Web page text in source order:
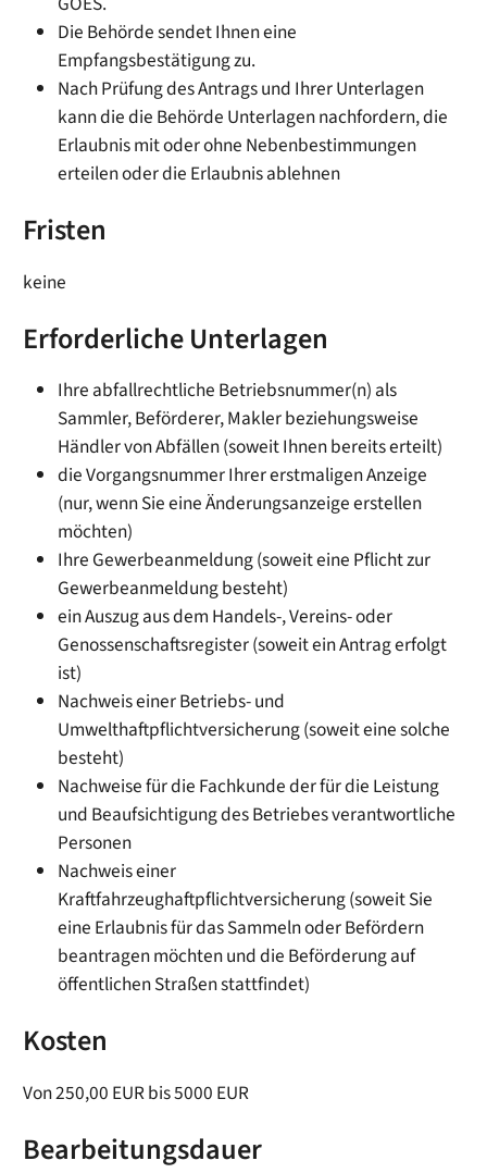
Die Behörde sendet Ihnen eine
Empfangsbestätigung zu.
Nach Prüfung des Antrags und Ihrer Unterlagen
kann die die Behörde Unterlagen nachfordern, die
Erlaubnis mit oder ohne Nebenbestimmungen
erteilen oder die Erlaubnis ablehnen
Fristen
keine
Erforderliche Unterlagen
Ihre abfallrechtliche Betriebsnummer(n) als
Sammler, Beförderer, Makler beziehungsweise
Händler von Abfällen (soweit Ihnen bereits erteilt)
die Vorgangsnummer Ihrer erstmaligen Anzeige
(nur, wenn Sie eine Änderungsanzeige erstellen
möchten)
Ihre Gewerbeanmeldung (soweit eine Pflicht zur
Gewerbeanmeldung besteht)
ein Auszug aus dem Handels-, Vereins- oder
Genossenschaftsregister (soweit ein Antrag erfolgt
ist)
Nachweis einer Betriebs- und
Umwelthaftpflichtversicherung (soweit eine solche
besteht)
Nachweise für die Fachkunde der für die Leistung
und Beaufsichtigung des Betriebes verantwortliche
Personen
Nachweis einer
Kraftfahrzeughaftpflichtversicherung (soweit Sie
eine Erlaubnis für das Sammeln oder Befördern
beantragen möchten und die Beförderung auf
öffentlichen Straßen stattfindet)
Kosten
Von 250,00 EUR bis 5000 EUR
Bearbeitungsdauer